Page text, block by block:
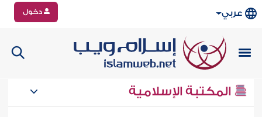
عربي دخول
المكتبة الإسلامية